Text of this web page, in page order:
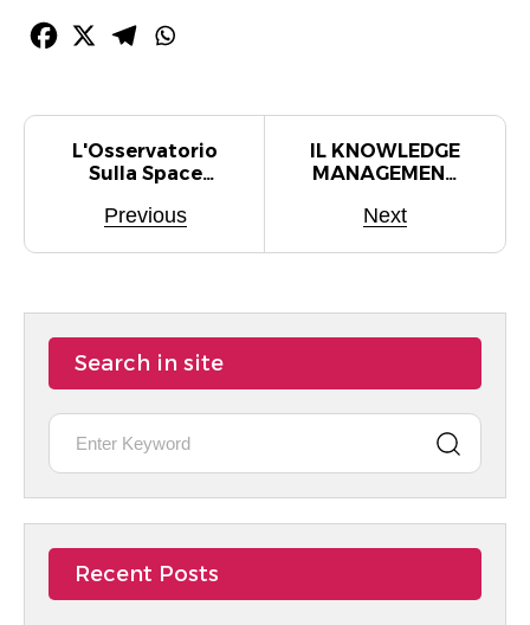
Previous
L'Osservatorio
Sulla Space
Italiana Pubblica
Italiana Nell'era
Servizi E Valore
Pubblico".
Next
IL KNOWLEDGE
MANAGEMENT
DI UNA
30, 2025
Search in site
Recent Posts